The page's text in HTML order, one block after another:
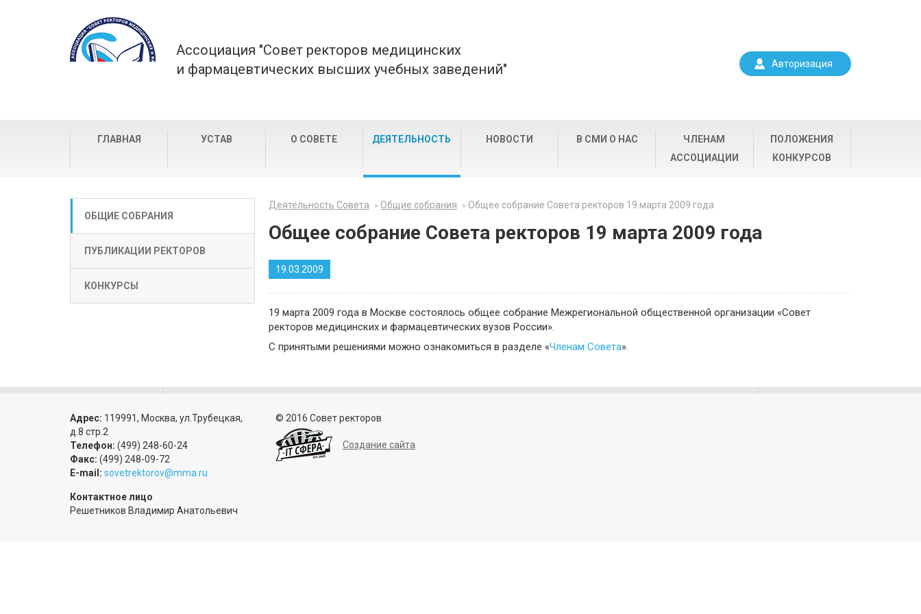
Ассоциация "Совет ректоров медицинских
и фармацевтических высших учебных заведений"
Авторизация
ГЛАВНАЯ УСТАВ О СОВЕТЕ ДЕЯТЕЛЬНОСТЬ НОВОСТИ В СМИ О НАС
ЧЛЕНАМ
АССОЦИАЦИИ
ПОЛОЖЕНИЯ
КОНКУРСОВ
ОБЩИЕ СОБРАНИЯ
ПУБЛИКАЦИИ РЕКТОРОВ
КОНКУРСЫ
Деятельность Совета Общие собрания Общее cобрание Совета ректоров 19 марта 2009 года
Общее cобрание Совета ректоров 19 марта 2009 года
19.03.2009
19 марта 2009 года в Москве состоялось общее собрание Межрегиональной общественной организации «Совет
ректоров медицинских и фармацевтических вузов России».
C принятыми решениями можно ознакомиться в разделе «Членам Совета».
Адрес: 119991, Москва, ул.Трубецкая,
д.8 стр.2
Телефон: (499) 248-60-24
Факс: (499) 248-09-72
E-mail: sovetrektorov@mma.ru
Контактное лицо
Решетников Владимир Анатольевич
© 2016 Совет ректоров
Создание сайта